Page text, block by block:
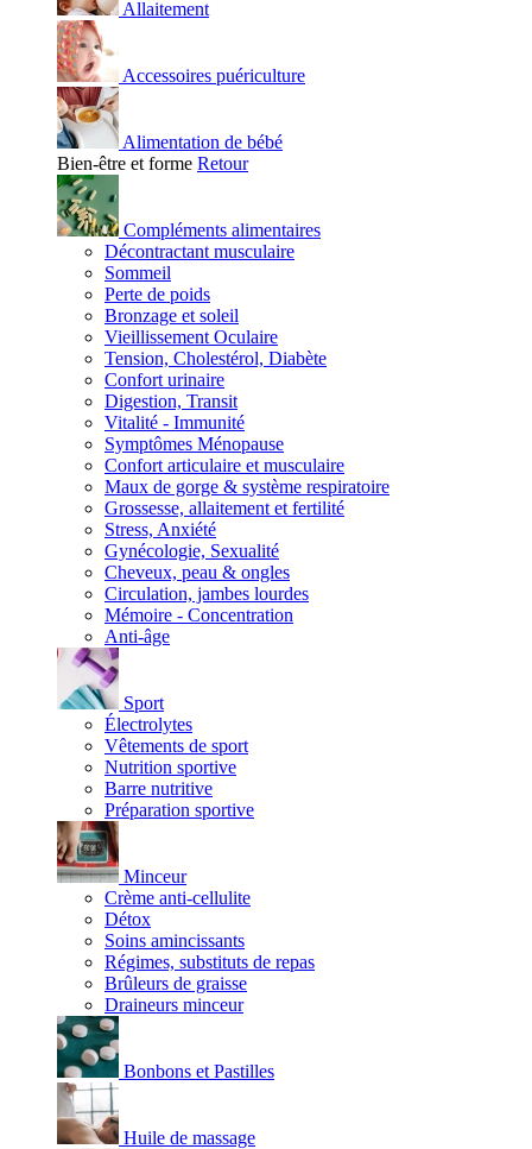
Allaitement
Accessoires puériculture
Alimentation de bébé
Bien-être et forme Retour
Compléments alimentaires
Décontractant musculaire
Sommeil
Perte de poids
Bronzage et soleil
Vieillissement Oculaire
Tension, Cholestérol, Diabète
Confort urinaire
Digestion, Transit
Vitalité - Immunité
Symptômes Ménopause
Confort articulaire et musculaire
Maux de gorge & système respiratoire
Grossesse, allaitement et fertilité
Stress, Anxiété
Gynécologie, Sexualité
Cheveux, peau & ongles
Circulation, jambes lourdes
Mémoire - Concentration
Anti-âge
Sport
Électrolytes
Vêtements de sport
Nutrition sportive
Barre nutritive
Préparation sportive
Minceur
Crème anti-cellulite
Détox
Soins amincissants
Régimes, substituts de repas
Brûleurs de graisse
Draineurs minceur
Bonbons et Pastilles
Huile de massage